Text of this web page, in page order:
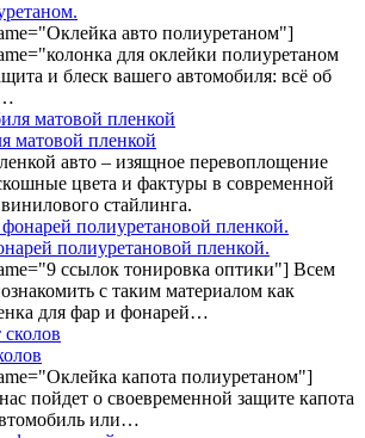
авто полиуретаном"]
для оклейки полиуретаном
и блеск вашего автомобиля: всё об
матовой пленкой
авто – изящное перевоплощение
цвета и фактуры в современной
стайлинга.
полиуретановой пленкой.
ссылок тонировка оптики"] Всем
с таким материалом как
для фар и фонарей…
капота полиуретаном"]
пойдет о своевременной защите капота
или…